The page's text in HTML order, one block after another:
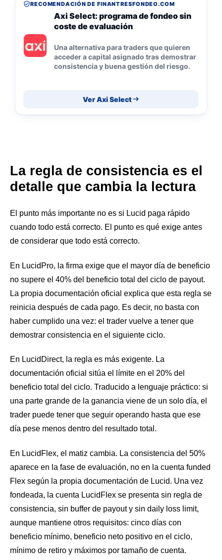
RECOMENDACIÓN DE FINANTRESFONDEO.COM
Axi Select: programa de fondeo sin
coste de evaluación
Una alternativa para traders que quieren
acceder a capital asignado tras demostrar
consistencia y buena gestión del riesgo.
Ver Axi Select
La regla de consistencia es el
detalle que cambia la lectura
El punto más importante no es si Lucid paga rápido
cuando todo está correcto. El punto es qué exige antes
de considerar que todo está correcto.
En LucidPro, la firma exige que el mayor día de beneficio
no supere el 40% del beneficio total del ciclo de payout.
La propia documentación oficial explica que esta regla se
reinicia después de cada pago. Es decir, no basta con
haber cumplido una vez: el trader vuelve a tener que
demostrar consistencia en el siguiente ciclo.
En LucidDirect, la regla es más exigente. La
documentación oficial sitúa el límite en el 20% del
beneficio total del ciclo. Traducido a lenguaje práctico: si
una parte grande de la ganancia viene de un solo día, el
trader puede tener que seguir operando hasta que ese
día pese menos dentro del resultado total.
En LucidFlex, el matiz cambia. La consistencia del 50%
aparece en la fase de evaluación, no en la cuenta funded
Flex según la propia documentación de Lucid. Una vez
fondeada, la cuenta LucidFlex se presenta sin regla de
consistencia, sin buffer de payout y sin daily loss limit,
aunque mantiene otros requisitos: cinco días con
beneficio mínimo, beneficio neto positivo en el ciclo,
mínimo de retiro y máximos por tamaño de cuenta.